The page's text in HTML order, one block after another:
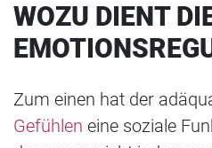
WOZU DIENT
Zum einen hat der
Gefühlen eine soziale